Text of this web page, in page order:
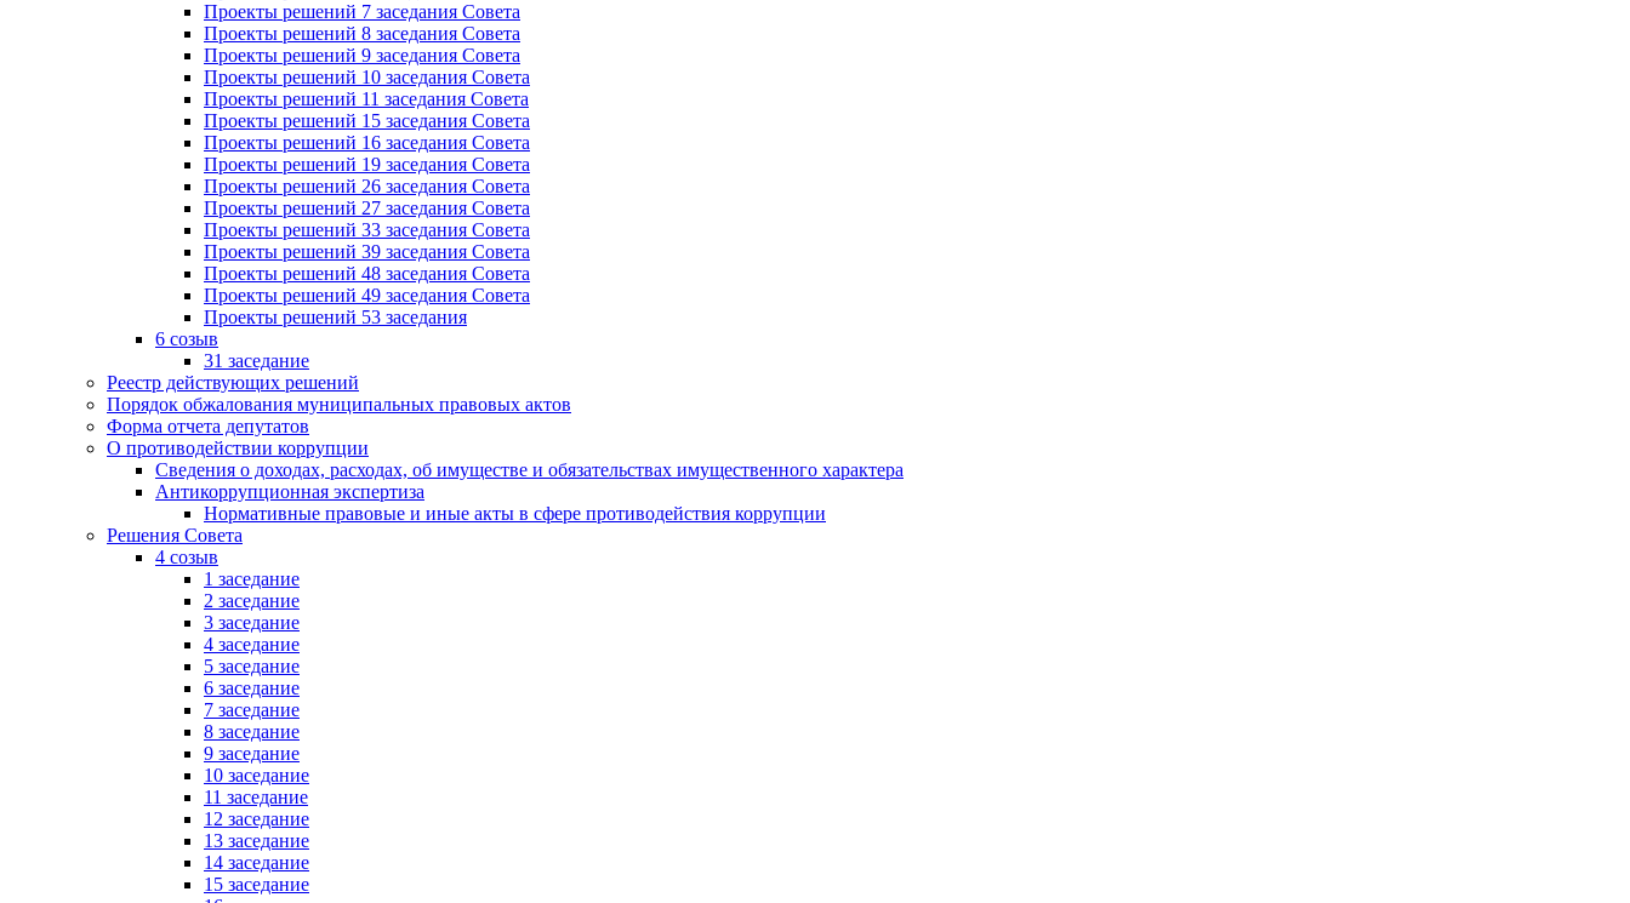
Проекты решений 7 заседания Совета
Проекты решений 8 заседания Совета
Проекты решений 9 заседания Совета
Проекты решений 10 заседания Совета
Проекты решений 11 заседания Совета
Проекты решений 15 заседания Совета
Проекты решений 16 заседания Совета
Проекты решений 19 заседания Совета
Проекты решений 26 заседания Совета
Проекты решений 27 заседания Совета
Проекты решений 33 заседания Совета
Проекты решений 39 заседания Совета
Проекты решений 48 заседания Совета
Проекты решений 49 заседания Совета
Проекты решений 53 заседания
6 созыв
31 заседание
Реестр действующих решений
Порядок обжалования муниципальных правовых актов
Форма отчета депутатов
О противодействии коррупции
Сведения о доходах, расходах, об имуществе и обязательствах имущественного характера
Антикоррупционная экспертиза
Нормативные правовые и иные акты в сфере противодействия коррупции
Решения Совета
4 созыв
1 заседание
2 заседание
3 заседание
4 заседание
5 заседание
6 заседание
7 заседание
8 заседание
9 заседание
10 заседание
11 заседание
12 заседание
13 заседание
14 заседание
15 заседание